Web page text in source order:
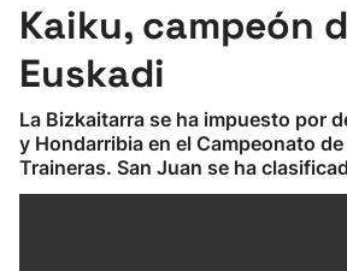
Pelota
Remo
Baloncesto
Kaiku, campeón
Euskadi
La Bizkaitarra se ha impuesto por
y Hondarribia en el Campeonato
Traineras. San Juan se ha